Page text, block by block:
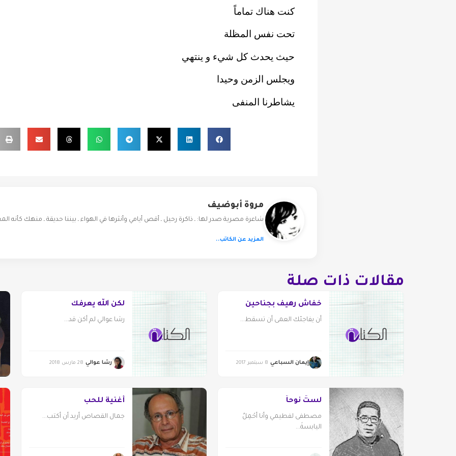
كنت هناك تماماً
تحت نفس المظلة
حيث يحدث كل شيء و ينتهي
ويجلس الزمن وحيدا
يشاطرنا المنفى
مروة أبوضيف
شاعرة مصرية صدر لها: ـ ذاكرة رحيل ـ أقص أيامي وأنثرها في الهواء ـ بيننا حديقة ـ منهك كأنه
المزيد عن الكاتب..
مقالات ذات صلة
خفاش رهيف بجناحين
أن يفاجئك العمى أن تسقط...
إيمان السباعي 8 سبتمبر 2017
لكن الله يعرفك
رشا عوالي لم أكن قد...
رشا عوالي 28 مارس 2018
لستُ نُوحاً
مصطفى لفطيمي وأنا أحْمِلُ
اليابسةَ...
أغنية للحب
جمال القصاص أريد أن أكتب...